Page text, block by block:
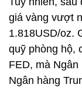
giá vàng vượt
1.818USD/oz.
quỹ phòng hộ,
FED, mà
Ngân hàng